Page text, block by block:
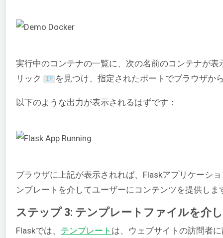
実行中のコンテナの一覧に、次の名前のコンテナが
リック
IP を見つけ、指定されたポートでブラウザか
以下のような出力が表示されるはずです：
ブラウザに上記が表示されれば、Flaskアプリケーシ
ンプレートを介してユーザーにコンテンツを提供しま
ステップ 3: テンプレートファイルを介
Flaskでは、 テンプレート は、ウェブサイトの訪問者